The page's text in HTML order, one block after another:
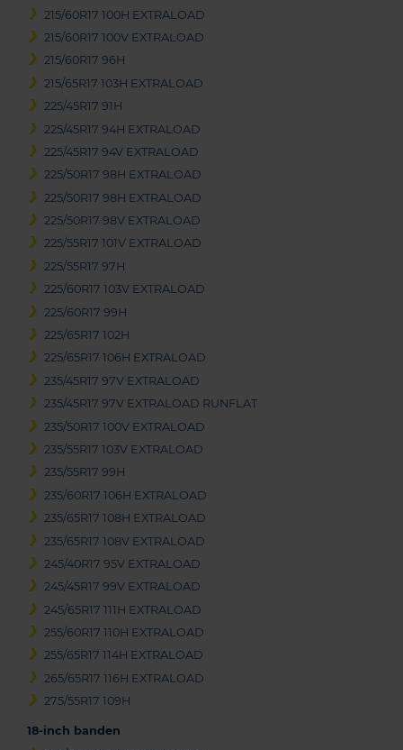
215/60R17 100H EXTRALOAD
215/60R17 100V EXTRALOAD
215/60R17 96H
215/65R17 103H EXTRALOAD
225/45R17 91H
225/45R17 94H EXTRALOAD
225/45R17 94V EXTRALOAD
225/50R17 98H EXTRALOAD
225/50R17 98H EXTRALOAD
225/50R17 98V EXTRALOAD
225/55R17 101V EXTRALOAD
225/55R17 97H
225/60R17 103V EXTRALOAD
225/60R17 99H
225/65R17 102H
225/65R17 106H EXTRALOAD
235/45R17 97V EXTRALOAD
235/45R17 97V EXTRALOAD RUNFLAT
235/50R17 100V EXTRALOAD
235/55R17 103V EXTRALOAD
235/55R17 99H
235/60R17 106H EXTRALOAD
235/65R17 108H EXTRALOAD
235/65R17 108V EXTRALOAD
245/40R17 95V EXTRALOAD
245/45R17 99V EXTRALOAD
245/65R17 111H EXTRALOAD
255/60R17 110H EXTRALOAD
255/65R17 114H EXTRALOAD
265/65R17 116H EXTRALOAD
275/55R17 109H
18-inch banden